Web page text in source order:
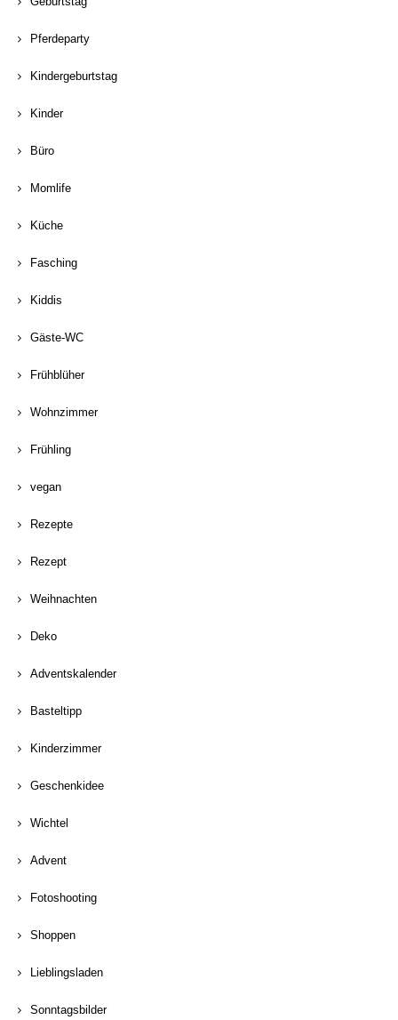
Pferdeparty
Kindergeburtstag
Kinder
Büro
Momlife
Küche
Fasching
Kiddis
Gäste-WC
Frühblüher
Wohnzimmer
Frühling
vegan
Rezepte
Rezept
Weihnachten
Deko
Adventskalender
Basteltipp
Kinderzimmer
Geschenkidee
Wichtel
Advent
Fotoshooting
Shoppen
Lieblingsladen
Sonntagsbilder